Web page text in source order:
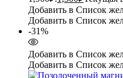
Добавить в Список
Добавить в Список
-31%
Добавить в Список
Добавить в Список